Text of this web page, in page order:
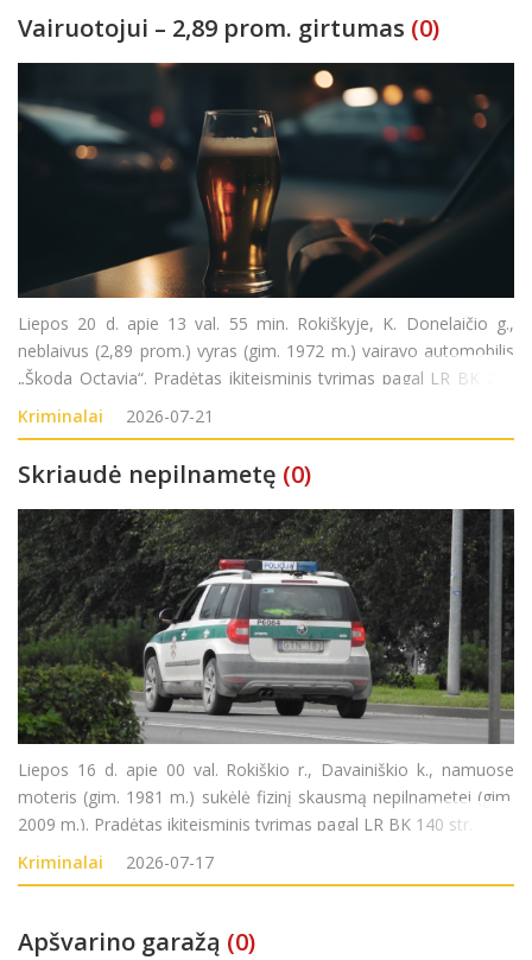
Vairuotojui – 2,89 prom. girtumas (0)
Liepos 20 d. apie 13 val. 55 min. Rokiškyje, K. Donelaičio g.,
neblaivus (2,89 prom.) vyras (gim. 1972 m.) vairavo automobilis
„Škoda Octavia“. Pradėtas ikiteisminis tyrimas pagal LR BK 281
str. (Kelių transporto eismo saugumo ar transporto priemonių
eksploatavimo taisykli
Kriminalai 2026-07-21
Skriaudė nepilnametę (0)
Liepos 16 d. apie 00 val. Rokiškio r., Davainiškio k., namuose
moteris (gim. 1981 m.) sukėlė fizinį skausmą nepilnametei (gim.
2009 m.). Pradėtas ikiteisminis tyrimas pagal LR BK 140 str.
Kriminalai
2026-07-17
Apšvarino garažą (0)